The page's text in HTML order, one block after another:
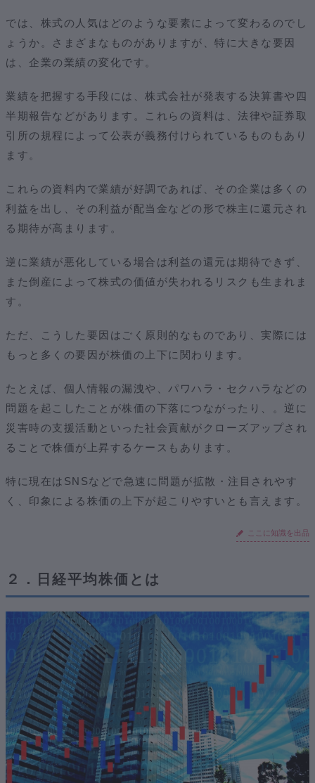
では、株式の人気はどのような要素によって変わるのでし
ょうか。さまざまなものがありますが、特に大きな要因
は、企業の業績の変化です。
業績を把握する手段には、株式会社が発表する決算書や四
半期報告などがあります。これらの資料は、法律や証券取
引所の規程によって公表が義務付けられているものもあり
ます。
これらの資料内で業績が好調であれば、その企業は多くの
利益を出し、その利益が配当金などの形で株主に還元され
る期待が高まります。
逆に業績が悪化している場合は利益の還元は期待できず、
また倒産によって株式の価値が失われるリスクも生まれま
す。
ただ、こうした要因はごく原則的なものであり、実際には
もっと多くの要因が株価の上下に関わります。
たとえば、個人情報の漏洩や、パワハラ・セクハラなどの
問題を起こしたことが株価の下落につながったり、。逆に
災害時の支援活動といった社会貢献がクローズアップされ
ることで株価が上昇するケースもあります。
特に現在はSNSなどで急速に問題が拡散・注目されやす
く、印象による株価の上下が起こりやすいとも言えます。
ここに知識を出品
２．日経平均株価とは